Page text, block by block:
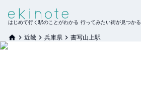
はじめて行く駅のことがわかる 行ってみたい街が見つかる
近畿 兵庫県 書写山上駅